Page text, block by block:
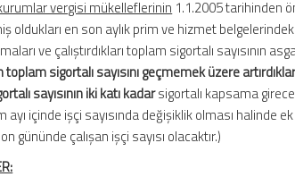
vergisi mükelleflerinin 1.1.2005 tarihinden
en son aylık prim ve hizmet belgelerindeki
ve çalıştırdıkları toplam sigortalı sayısının
toplam sigortalı sayısını geçmemek üzere
sayısının iki katı kadarsigortalı kapsama
içinde işçi sayısında değişiklik olması halinde ek
gününde çalışan işçi sayısı olacaktır.)